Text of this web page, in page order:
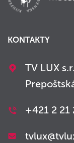
KONTAKTY
TV LUX
+421 2 21